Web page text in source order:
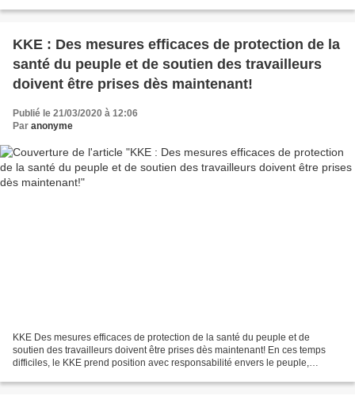
KKE : Des mesures efficaces de protection de la
santé du peuple et de soutien des travailleurs
doivent être prises dès maintenant!
Publié le 21/03/2020 à 12:06
Par anonyme
KKE Des mesures efficaces de protection de la santé du peuple et de
soutien des travailleurs doivent être prises dès maintenant! En ces temps
difficiles, le KKE prend position avec responsabilité envers le peuple,